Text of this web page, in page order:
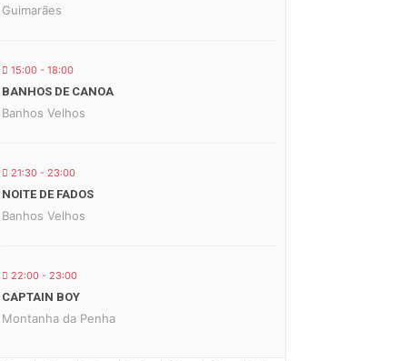
Guimarães
15:00 - 18:00
BANHOS DE CANOA
Banhos Velhos
21:30 - 23:00
NOITE DE FADOS
Banhos Velhos
22:00 - 23:00
CAPTAIN BOY
Montanha da Penha